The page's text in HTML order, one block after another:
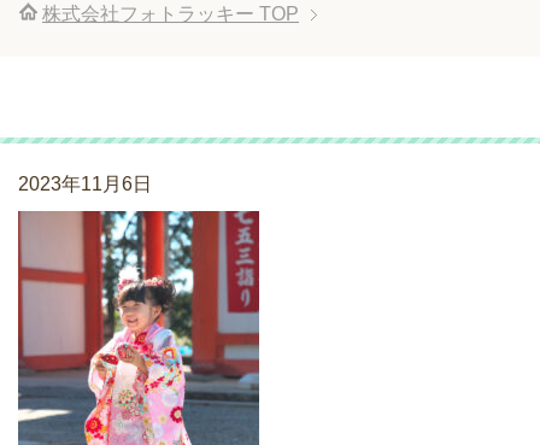
株式会社フォトラッキー TOP
2023年11月6日